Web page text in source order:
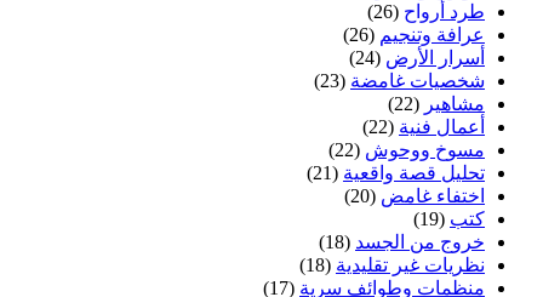
طرد أرواح (26)
عرافة وتنجيم (26)
أسرار الأرض (24)
شخصيات غامضة (23)
مشاهير (22)
أعمال فنية (22)
مسوخ ووحوش (22)
تحليل قصة واقعية (21)
اختفاء غامض (20)
كتب (19)
خروج من الجسد (18)
نظريات غير تقليدية (18)
منظمات وطوائف سرية (17)